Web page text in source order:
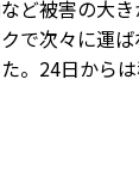
ど被害の大
で次々に運
。24日から